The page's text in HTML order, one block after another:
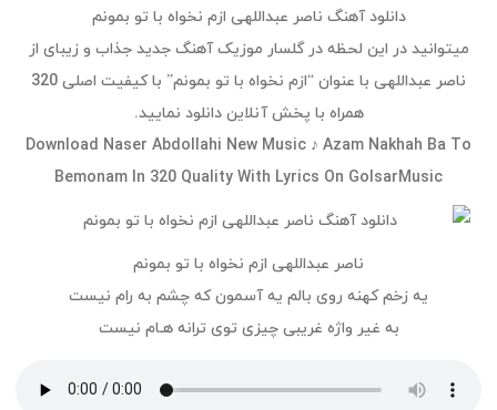
دانلود آهنگ ناصر عبداللهی ازم نخواه با تو بمونم
میتوانید در این لحظه در گلسار موزیک آهنگ جدید جذاب و زیبای از
ناصر عبداللهی با عنوان “ازم نخواه با تو بمونم” با کیفیت اصلی 320
همراه با پخش آنلاین دانلود نمایید.
Download Naser Abdollahi New Music ♪ Azam Nakhah Ba To
Bemonam In 320 Quality With Lyrics On GolsarMusic
ناصر عبداللهی ازم نخواه با تو بمونم
یه زخم کهنه روی بالم یه آسمون که چشم به رام نیست
به غیر واژه غریبی چیزی توی ترانه هـام نیست